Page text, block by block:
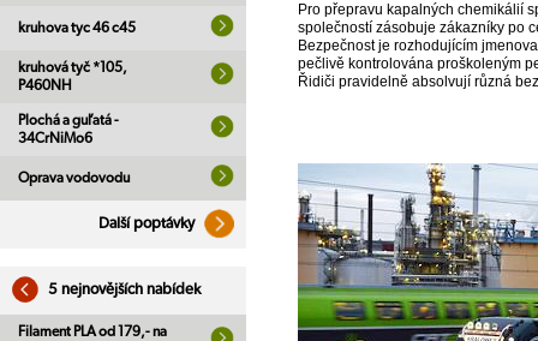
kruhova tyc 46 c45
kruhová tyč *105,
P460NH
Plochá a guľatá -
34CrNiMo6
Oprava vodovodu
Další poptávky
5 nejnovějších nabídek
Filament PLA od 179,- na
Pro přepravu kapalných chemikálií
společností zásobuje zákazníky po
Bezpečnost je rozhodujícím
pečlivě kontrolována proškoleným
Řidiči pravidelně absolvují různá